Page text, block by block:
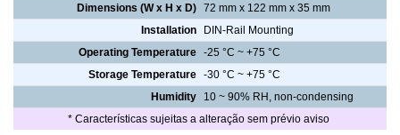
Dimensions (W x H x D) 72 mm x 122 mm x 35 mm
Installation
DIN-Rail Mounting
Operating Temperature -25 °C ~ +75 °C
Storage Temperature -30 °C ~ +75 °C
Humidity
10 ~ 90% RH, non-condensing
* Características sujeitas a alteração sem prévio aviso